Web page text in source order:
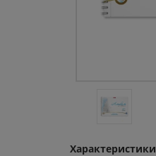
Характеристики